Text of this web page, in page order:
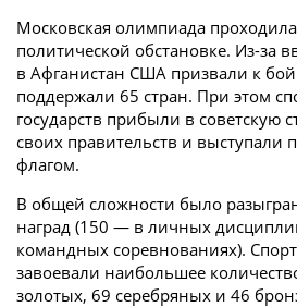
Московская олимпиада
политической обстановке. Из-за
в Афганистан США призвали к
поддержали 65 стран. При этом
государств прибыли в советскую
своих правительств и выступали
флагом.
В общей сложности было
наград (150 — в личных
командных соревнованиях).
завоевали наибольшее
золотых, 69 серебряных и 46